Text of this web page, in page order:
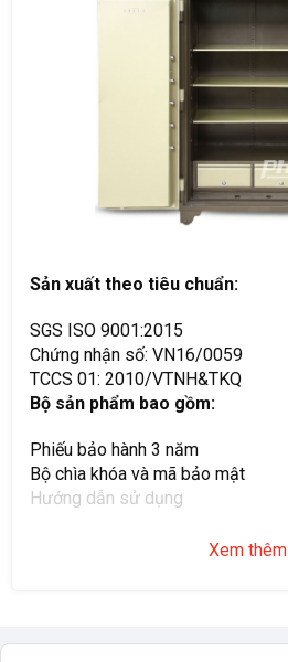
Sản xuất theo tiêu chuẩn:
SGS ISO 9001:2015
Chứng nhận số: VN16/0059
TCCS 01: 2010/VTNH&TKQ
Bộ sản phẩm bao gồm:
Phiếu bảo hành 3 năm
Bộ chìa khóa và mã bảo mật
Hướng dẫn sử dụng
Xem thêm